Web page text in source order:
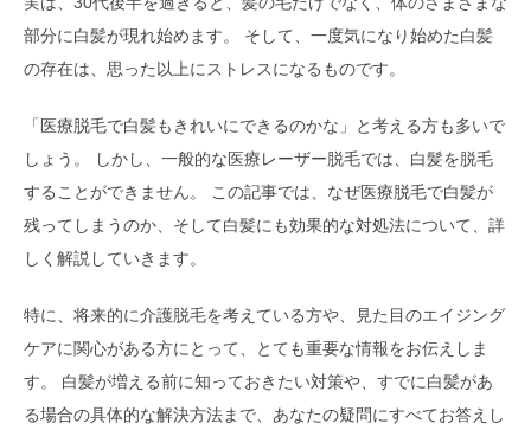
部分に白髪が現れ始めます。 そして、一度気になり始めた白髪
の存在は、思った以上にストレスになるものです。
「医療脱毛で白髪もきれいにできるのかな」と考える方も多いで
しょう。 しかし、一般的な医療レーザー脱毛では、白髪を脱毛
することができません。 この記事では、なぜ医療脱毛で白髪が
残ってしまうのか、そして白髪にも効果的な対処法について、詳
しく解説していきます。
特に、将来的に介護脱毛を考えている方や、見た目のエイジング
ケアに関心がある方にとって、とても重要な情報をお伝えしま
す。 白髪が増える前に知っておきたい対策や、すでに白髪があ
る場合の具体的な解決方法まで、あなたの疑問にすべてお答えし